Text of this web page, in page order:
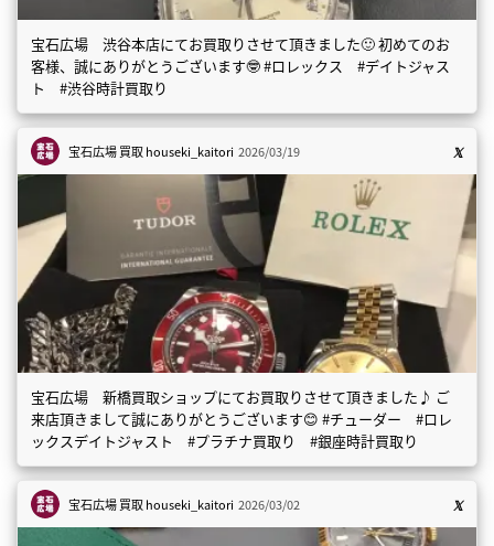
宝石広場 渋谷本店にてお買取りさせて頂きました🙂 初めてのお
客様、誠にありがとうございます🤓 #ロレックス #デイトジャス
ト #渋谷時計買取り
宝石広場 買取houseki_kaitori 2026/03/19
宝石広場 新橋買取ショップにてお買取りさせて頂きました♪ ご
来店頂きまして誠にありがとうございます😊 #チューダー #ロレ
ックスデイトジャスト #プラチナ買取り #銀座時計買取り
宝石広場 買取houseki_kaitori 2026/03/02